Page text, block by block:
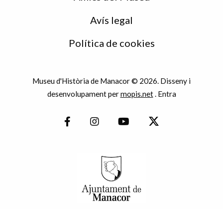
Avís legal
Política de cookies
Museu d'Història de Manacor © 2026. Disseny i
desenvolupament permopis.net. Entra